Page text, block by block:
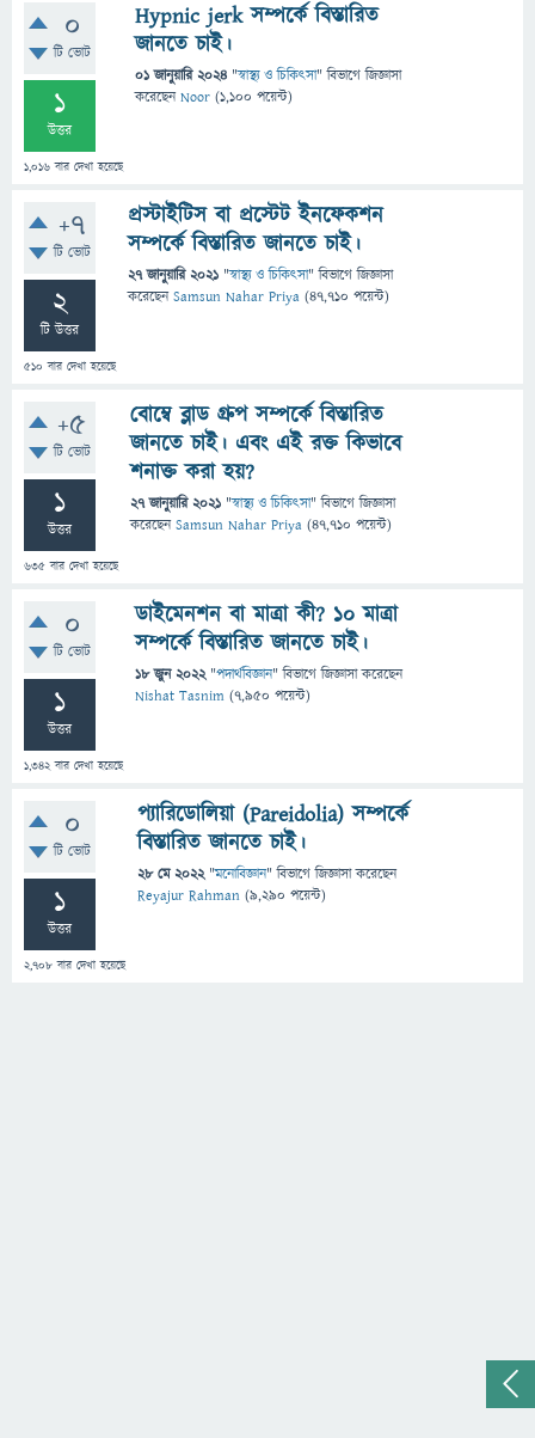
0
টি ভোট
1
উত্তর
1,016 বার দেখা হয়েছে
Hypnic jerk সম্পর্কে বিস্তারিত
জানতে চাই।
01 জানুয়ারি 2024 "স্বাস্থ্য ও চিকিৎসা" বিভাগে জিজ্ঞাসা
করেছেনNoor (1,100 পয়েন্ট)
+7
টি ভোট
2
টি উত্তর
510 বার দেখা হয়েছে
প্রস্টাইটিস বা প্রস্টেট ইনফেকশন
সম্পর্কে বিস্তারিত জানতে চাই।
27 জানুয়ারি 2021 "স্বাস্থ্য ও চিকিৎসা" বিভাগে জিজ্ঞাসা
করেছেনSamsun Nahar Priya (47,710 পয়েন্ট)
+5
টি ভোট
1
উত্তর
635 বার দেখা হয়েছে
বোম্বে ব্লাড গ্রুপ সম্পর্কে বিস্তারিত
জানতে চাই। এবং এই রক্ত কিভাবে
শনাক্ত করা হয়?
27 জানুয়ারি 2021 "স্বাস্থ্য ও চিকিৎসা" বিভাগে জিজ্ঞাসা
করেছেনSamsun Nahar Priya (47,710 পয়েন্ট)
0
টি ভোট
1
উত্তর
1,342বার দেখা হয়েছে
ডাইমেনশন বা মাত্রা কী? ১০ মাত্রা
সম্পর্কে বিস্তারিত জানতে চাই।
18 জুন 2022 "পদার্থবিজ্ঞান" বিভাগে জিজ্ঞাসাকরেছেন
Nishat Tasnim (7,950 পয়েন্ট)
0
টি ভোট
1
উত্তর
2,708 বার দেখা হয়েছে
প্যারিডোলিয়া (Pareidolia) সম্পর্কে
বিস্তারিত জানতে চাই।
28 মে 2022 "মনোবিজ্ঞান" বিভাগে জিজ্ঞাসাকরেছেন
Reyajur Rahman (9,290 পয়েন্ট)